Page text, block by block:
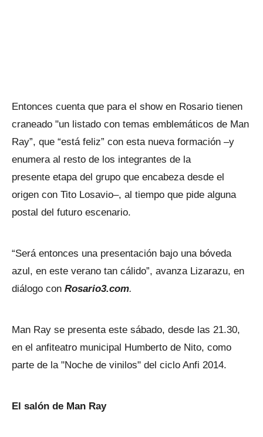
Entonces cuenta que para el show en Rosario tienen
craneado "un listado con temas emblemáticos de Man
Ray”, que “está feliz” con esta nueva formación –y
enumera al resto de los integrantes de la
presente etapa del grupo que encabeza desde el
origen con Tito Losavio–, al tiempo que pide alguna
postal del futuro escenario.
“Será entonces una presentación bajo una bóveda
azul, en este verano tan cálido”, avanza Lizarazu, en
diálogo con Rosario3.com.
Man Ray se presenta este sábado, desde las 21.30,
en el anfiteatro municipal Humberto de Nito, como
parte de la "Noche de vinilos" del ciclo Anfi 2014.
El salón de Man Ray